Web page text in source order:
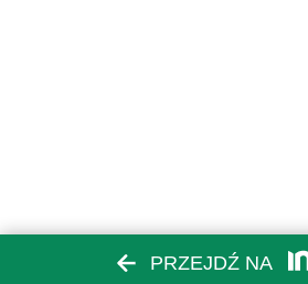
PRZEJDŹ NA